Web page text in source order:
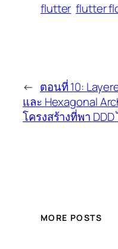
flutter flutter
← ตอนที่ 10:
และ Hexagonal
โครงสร้างที่พา
MORE POSTS